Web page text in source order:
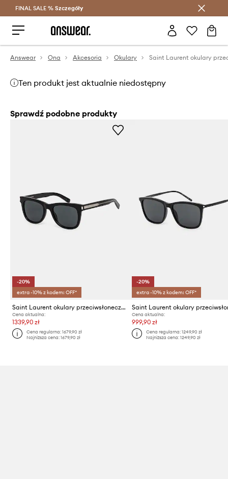
Oszczędzaj z Answear Club >
FINAL SALE % Szczegóły
Answear Ona Akcesoria Okulary
Ten produkt jest aktualnie niedostępny
Sprawdź podobne produkty
-20%
extra -10% z kodem: OFF*
Saint Laurent okulary przeciwsłoneczne
Cena aktualna:
1339,90 zł
Cena regularna:1679,90 zł
Najniższa cena:1679,90 zł
-20%
extra -10% z kodem: OFF*
Cena aktualna:
999,90 zł
Cena regularna: 1249,90 zł
Najniższa cena: 1249,90 zł